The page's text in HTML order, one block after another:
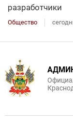
разработчики
Общество